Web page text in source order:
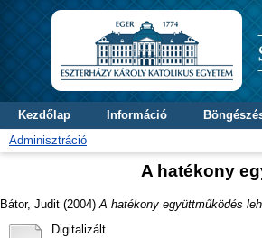
Kezdőlap Információ
Adminisztráció
A hatékony
Bátor, Judit (2004) A hatékony együttműködés
Digitalizált